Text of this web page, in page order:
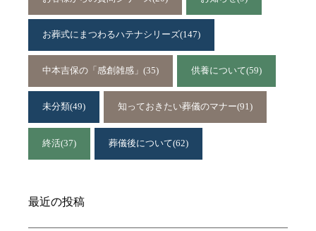
お葬式にまつわるハテナシリーズ(147)
中本吉保の「感創雑感」 (35) 供養について(59)
未分類(49) 知っておきたい葬儀のマナー(91)
終活(37) 葬儀後について(62)
最近の投稿